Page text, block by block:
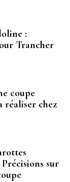
:
Trancher
coupe
réaliser chez
sur